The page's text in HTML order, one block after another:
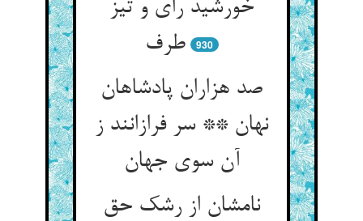
خورشید رای و تیز
طرف‏
930
صد هزاران پادشاهان
نهان ** سر فرازانند ز
آن سوی جهان‏
نامشان از رشک حق